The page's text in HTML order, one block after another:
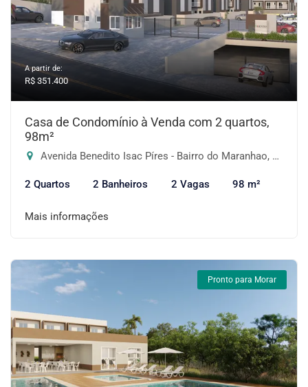
A partir de:
R$ 351.400
Casa de Condomínio à Venda com 2 quartos,
98m²
Avenida Benedito Isac Píres - Bairro do Maranhao, Cotia-SP
2 Quartos 2 Banheiros 2 Vagas 98 m²
Mais informações
Pronto para Morar